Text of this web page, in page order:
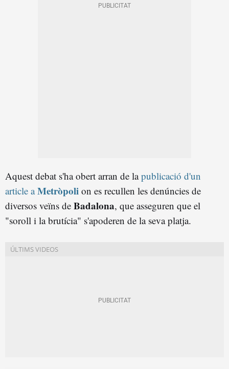
Aquest debat s'ha obert arran de lapublicació d'un
article aMetròpoli on es recullen les denúncies de
diversos veïns de Badalona, que asseguren que el
"soroll i la brutícia" s'apoderen de la seva platja.